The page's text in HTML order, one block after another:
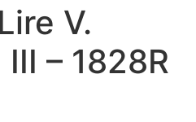
V.
– 1828R